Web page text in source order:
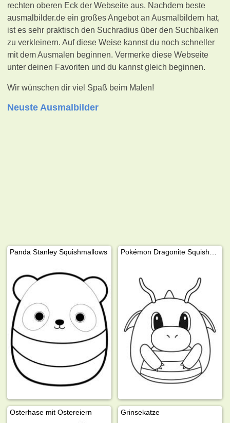
rechten oberen Eck der Webseite aus. Nachdem beste
ausmalbilder.de ein großes Angebot an Ausmalbildern hat,
ist es sehr praktisch den Suchradius über den Suchbalken
zu verkleinern. Auf diese Weise kannst du noch schneller
mit dem Ausmalen beginnen. Vermerke diese Webseite
unter deinen Favoriten und du kannst gleich beginnen.
Wir wünschen dir viel Spaß beim Malen!
Neuste Ausmalbilder
Panda Stanley Squishmallows
Osterhase mit Ostereiern Grinsekatze